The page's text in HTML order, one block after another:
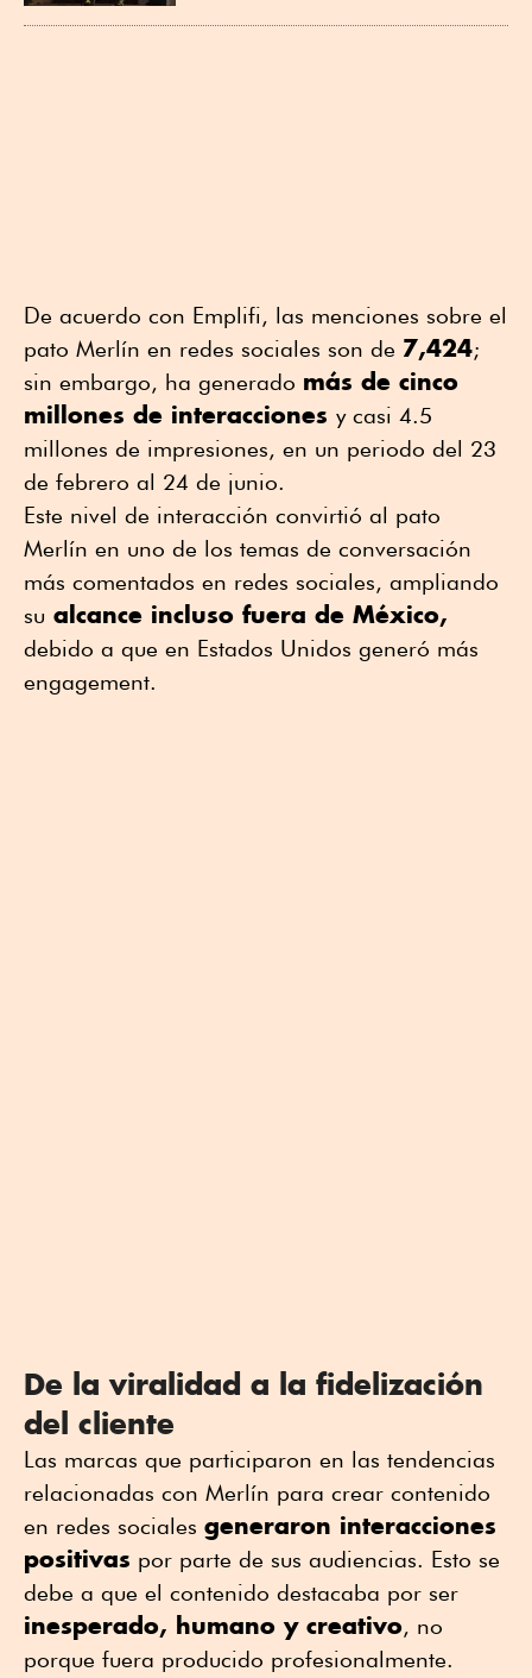
De acuerdo con Emplifi, las menciones sobre el
pato Merlín en redes sociales son de 7,424;
sin embargo, ha generado más de cinco
millones de interacciones y casi 4.5
millones de impresiones, en un periodo del 23
de febrero al 24 de junio.
Este nivel de interacción convirtió al pato
Merlín en uno de los temas de conversación
más comentados en redes sociales, ampliando
su alcance incluso fuera de México,
debido a que en Estados Unidos generó más
engagement.
De la viralidad a la fidelización
del cliente
Las marcas que participaron en las tendencias
relacionadas con Merlín para crear contenido
en redes sociales generaron interacciones
positivas por parte de sus audiencias. Esto se
debe a que el contenido destacaba por ser
inesperado, humano y creativo, no
porque fuera producido profesionalmente.